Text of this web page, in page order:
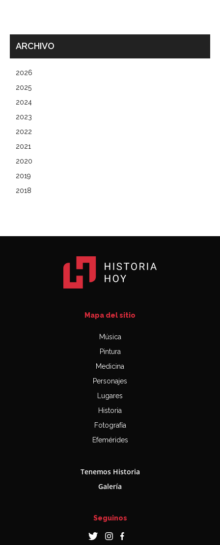
ARCHIVO
2026
2025
2024
2023
2022
2021
2020
2019
2018
Mapa del sitio
Música
Pintura
Medicina
Personajes
Lugares
Historia
Fotografía
Efemérides
Tenemos Historia
Galería
Seguinos